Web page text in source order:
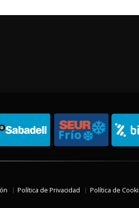
Política de Privacidad Política de